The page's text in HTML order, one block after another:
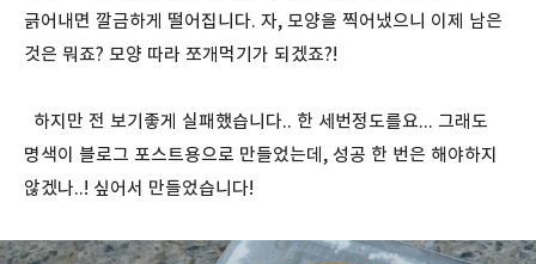
긁어내면 깔금하게 떨어집니다. 자, 모양을 찍어냈으니 이제 남은
것은 뭐죠? 모양 따라 쪼개먹기가 되겠죠?!
하지만 전 보기좋게 실패했습니다.. 한 세번정도를요... 그래도
명색이 블로그 포스트용으로 만들었는데, 성공 한 번은 해야하지
않겠나..! 싶어서 만들었습니다!